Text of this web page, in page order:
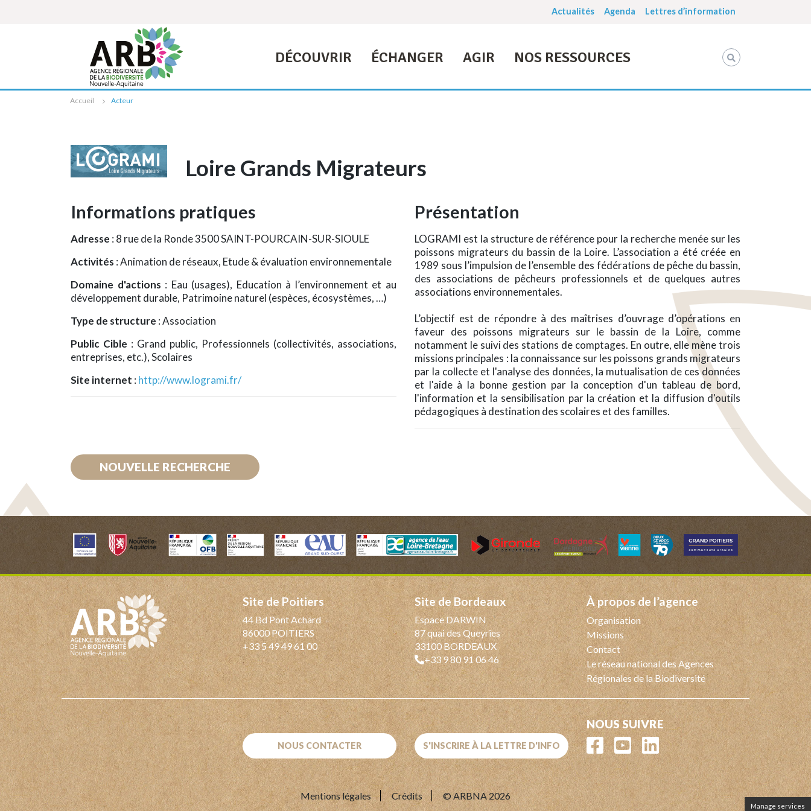
Actualités Agenda Lettres d’information
DÉCOUVRIR ÉCHANGER AGIR NOS RESSOURCES
Accueil Acteur
Loire Grands Migrateurs
Informations pratiques
Adresse : 8 rue de la Ronde 3500 SAINT-POURCAIN-SUR-SIOULE
Activités : Animation de réseaux, Etude & évaluation environnementale
Domaine d'actions : Eau (usages), Education à l’environnement et au
développement durable, Patrimoine naturel (espèces, écosystèmes, …)
Type de structure : Association
Public Cible : Grand public, Professionnels (collectivités, associations,
entreprises, etc.), Scolaires
Site internet : http://www.logrami.fr/
Présentation
LOGRAMI est la structure de référence pour la recherche menée sur les
poissons migrateurs du bassin de la Loire. L’association a été créée en
1989 sous l’impulsion de l’ensemble des fédérations de pêche du bassin,
des associations de pêcheurs professionnels et de quelques autres
associations environnementales.
L’objectif est de répondre à des maîtrises d’ouvrage d’opérations en
faveur des poissons migrateurs sur le bassin de la Loire, comme
notamment le suivi des stations de comptages. En outre, elle mène trois
missions principales : la connaissance sur les poissons grands migrateurs
par la collecte et l'analyse des données, la mutualisation de ces données
et l'aide à la bonne gestion par la conception d'un tableau de bord,
l'information et la sensibilisation par la création et la diffusion d'outils
pédagogiques à destination des scolaires et des familles.
NOUVELLE RECHERCHE
Site de Poitiers
44 Bd Pont Achard
86000 POITIERS
+33 5 49 49 61 00
Site de Bordeaux
Espace DARWIN
87 quai des Queyries
33100 BORDEAUX
+33 9 80 91 06 46
à propos de l’agence
Organisation
Missions
Contact
Le réseau national des Agences
Régionales de la Biodiversité
NOUS CONTACTER S'INSCRIRE À LA LETTRE D'INFO
NOUS SUIVRE
Mentions légales Crédits © ARBNA 2026
Manage services